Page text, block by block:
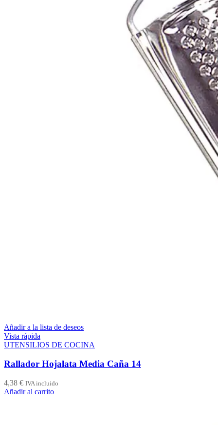
Añadir a la lista de deseos
Vista rápida
UTENSILIOS DE COCINA
Rallador Hojalata Media Caña 14
4,38 € IVA incluido
Añadir al carrito